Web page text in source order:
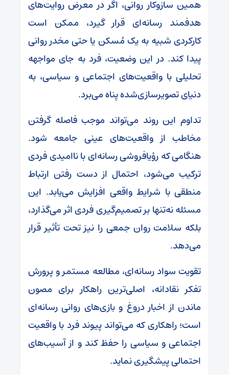
همین سازوکار روانی، اگر در معرض روایت‌های
هدفمند رسانه‌ای قرار گیرد، ممکن است
کارکردی شبیه به یک مُسکن یا حتی مخدر روانی
پیدا کند. در این وضعیت، فرد به جای مواجهه
تحلیلی با واقعیت‌های اجتماعی و سیاسی، به
دنیای تصویرسازی‌شده پناه می‌برد.
تداوم این روند می‌تواند موجب فاصله گرفتن
مخاطب از واقعیت‌های عینی جامعه شود.
هنگامی که رؤیافروشی رسانه‌ای با ناامیدی فردی
ترکیب می‌شود، احتمال از دست رفتن ارتباط
منطقی با شرایط واقعی افزایش می‌یابد. این
مسئله نه‌تنها بر تصمیم‌گیری فردی اثر می‌گذارد،
بلکه سلامت روان جمعی را نیز تحت تأثیر قرار
می‌دهد.
تقویت سواد رسانه‌ای، مطالعه مستمر و پرورش
تفکر نقادانه، اصلی‌ترین راهکار برای مصون
ماندن از اخبار دروغ و بازی‌های روانی رسانه‌ای
است؛ راهکاری که می‌تواند پیوند فرد با واقعیت
اجتماعی و سیاسی را حفظ کند و از آسیب‌های
احتمالی پیشگیری نماید.